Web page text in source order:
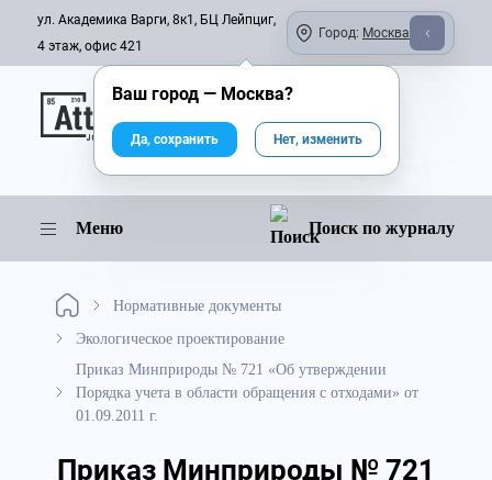
ул. Академика Варги, 8к1, БЦ Лейпциг,
4 этаж, офис 421
Город: Москва
Онлайн-журнал
Меню Поиск по журналу
Нормативные документы
Экологическое проектирование
Приказ Минприроды № 721 «Об утверждении
Порядка учета в области обращения с отходами» от
01.09.2011 г.
Приказ Минприроды № 721
Ваш город — Москва?
Да, сохранить Нет, изменить